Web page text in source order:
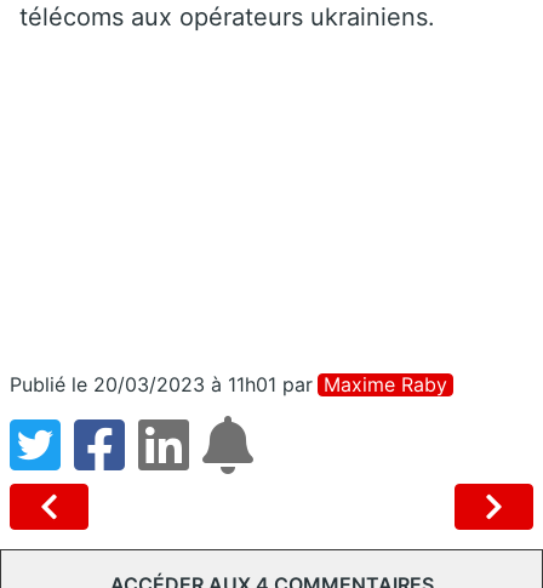
télécoms aux opérateurs ukrainiens.
Publié le 20/03/2023 à 11h01 par Maxime Raby